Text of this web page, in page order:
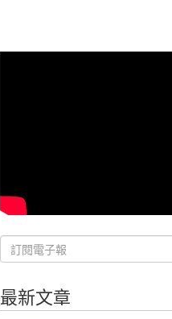
最新文章